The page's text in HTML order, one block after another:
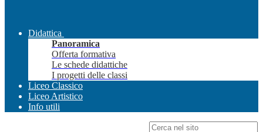
Didattica
Panoramica
Offerta formativa
Le schede didattiche
I progetti delle classi
Liceo Classico
Liceo Artistico
Info utili